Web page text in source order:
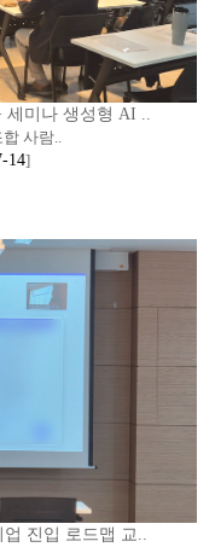
세미나 생성형 AI ..
사람..
14]
진입 로드맵 교..